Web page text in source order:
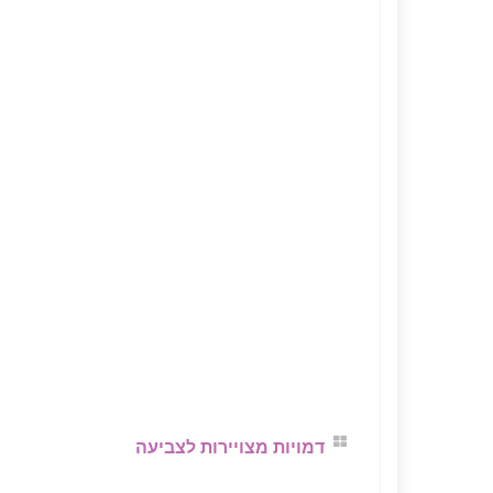
דמויות מצויירות לצביעה